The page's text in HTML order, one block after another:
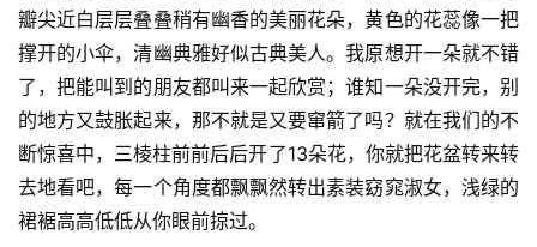
瓣尖近白层层叠叠稍有幽香的美丽花朵，黄色的花蕊像一把
撑开的小伞，清幽典雅好似古典美人。我原想开一朵就不错
了，把能叫到的朋友都叫来一起欣赏；谁知一朵没开完，别
的地方又鼓胀起来，那不就是又要窜箭了吗？就在我们的不
断惊喜中，三棱柱前前后后开了13朵花，你就把花盆转来转
去地看吧，每一个角度都飘飘然转出素装窈窕淑女，浅绿的
裙裾高高低低从你眼前掠过。